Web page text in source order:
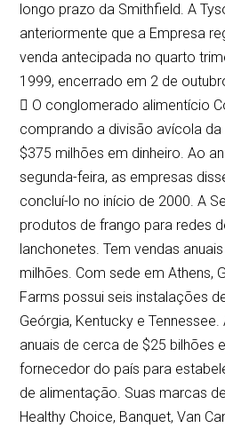
longo prazo da Smithfield. A
anteriormente que a Empresa
venda antecipada no quarto
1999, encerrado em 2 de
 O conglomerado alimentício
comprando a divisão avícola
$375 milhões em dinheiro. Ao
segunda-feira, as empresas
concluí-lo no início de 2000. A
produtos de frango para redes
lanchonetes. Tem vendas
milhões. Com sede em Athens,
Farms possui seis instalações
Geórgia, Kentucky e
anuais de cerca de $25 bilhões
fornecedor do país para
de alimentação. Suas marcas
Healthy Choice, Banquet, Van